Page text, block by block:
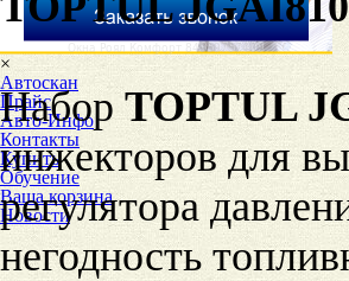
×
Автоскан
Прайс
Авто-Инфо
Контакты
Купить
Обучение
Ваша корзина
Новости
Набор TOPTUL
инжекторов для
регулятора
негодность